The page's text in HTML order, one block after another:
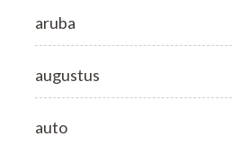
aruba
augustus
auto